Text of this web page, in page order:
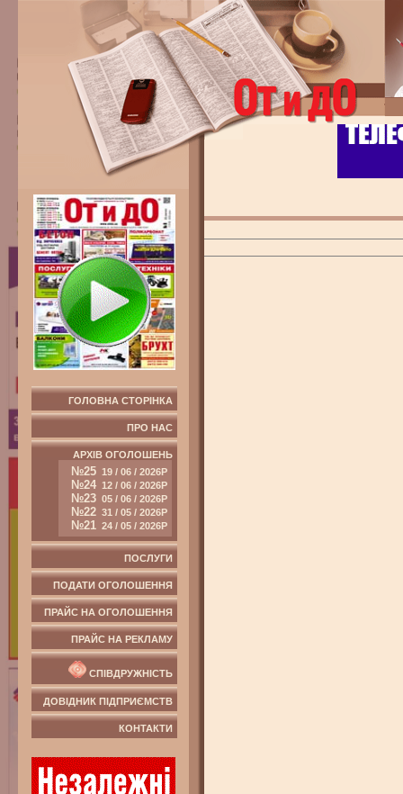
ГОЛОВНА СТОРІНКА
ПРО НАС
АРХІВ ОГОЛОШЕНЬ
№25 19 / 06 / 2026Р
№24 12 / 06 / 2026Р
№23 05 / 06 / 2026Р
№22 31 / 05 / 2026Р
№21 24 / 05 / 2026Р
ПОСЛУГИ
ПОДАТИ ОГОЛОШЕННЯ
ПРАЙС НА ОГОЛОШЕННЯ
ПРАЙС НА РЕКЛАМУ
СПІВДРУЖНІСТЬ
ДОВІДНИК ПІДПРИЄМСТВ
КОНТАКТИ